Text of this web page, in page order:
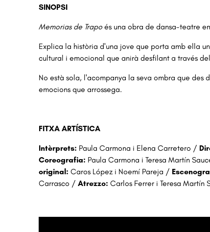
SINOPSI
Memorias de Trapo és una obra de dansa-teatre
Explica la història d'una jove que porta amb ella
cultural i emocional que anirà desfilant a través
No està sola, l'acompanya la seva ombra que des
emocions que arrossega.
FITXA ARTÍSTICA
Intèrprets: Paula Carmona i Elena Carretero /
Coreografia: Paula Carmona i Teresa Martín
original:Caros López i Noemí Pareja /
Carrasco /Atrezzo:Carlos Ferrer i Teresa Martín